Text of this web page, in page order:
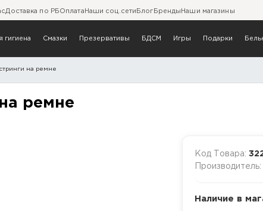
Доставка по РБ Оплата Наши соц.сети Блог Бренды Наши магазины
гигиена Смазки Презервативы БДСМ Игры Подарки
на ремне
на ремне
ремне
Код Товара:
Производитель:
Наличие в